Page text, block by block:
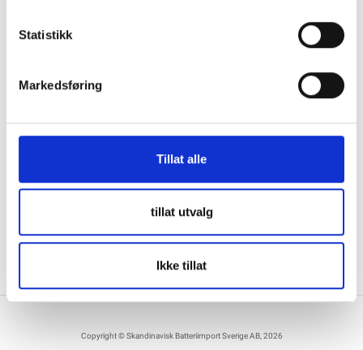
Statistikk
Markedsføring
Tillat alle
tillat utvalg
Ikke tillat
Källebacksvägen 2B, 554 75 Jönköping,
Integritet
Anställda
Försäljnings- och leveransvillkor
Copyright © Skandinavisk Batteriimport Sverige AB, 2026